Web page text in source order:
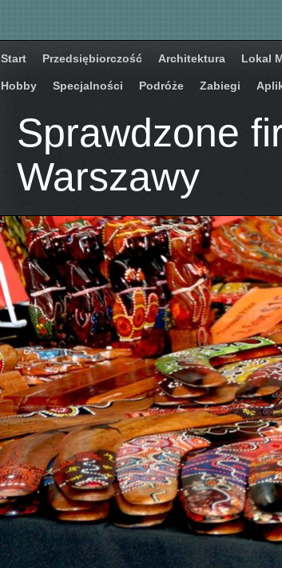
Start Przedsiębiorczość Architektura Lokal
Hobby Specjalności Podróże Zabiegi
Sprawdzone
Warszawy